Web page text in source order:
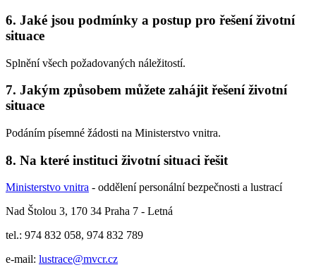
6. Jaké jsou podmínky a postup pro řešení životní
situace
Splnění všech požadovaných náležitostí.
7. Jakým způsobem můžete zahájit řešení životní
situace
Podáním písemné žádosti na Ministerstvo vnitra.
8. Na které instituci životní situaci řešit
Ministerstvo vnitra - oddělení personální bezpečnosti a lustrací
Nad Štolou 3, 170 34 Praha 7 - Letná
tel.: 974 832 058, 974 832 789
e-mail: lustrace@mvcr.cz